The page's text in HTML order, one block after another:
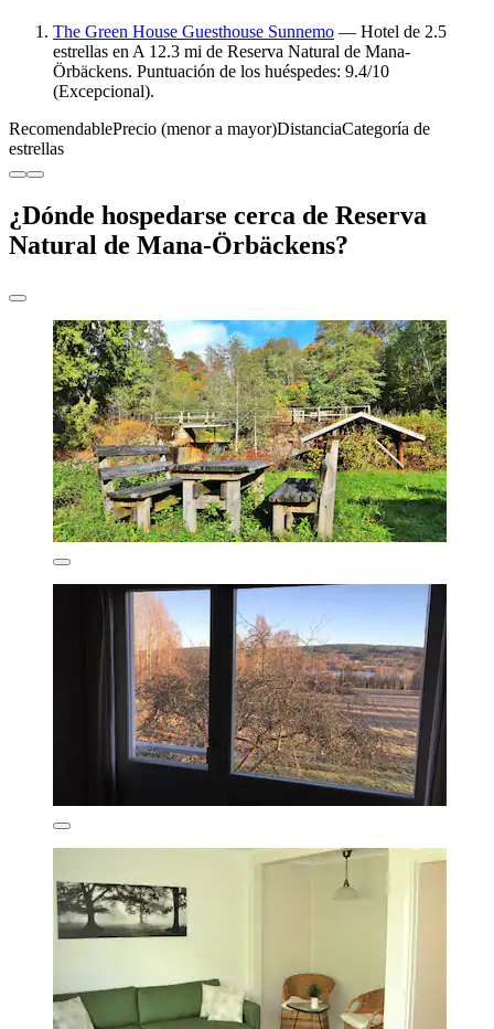
The Green House Guesthouse Sunnemo — Hotel de 2.5
estrellas en A 12.3 mi de Reserva Natural de Mana-
Örbäckens. Puntuación de los huéspedes: 9.4/10
(Excepcional).
RecomendablePrecio (menor a mayor)DistanciaCategoría de
estrellas
¿Dónde hospedarse cerca de Reserva
Natural de Mana-Örbäckens?